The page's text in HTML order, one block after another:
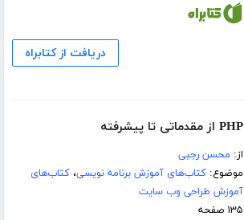
دریافت از کتابراه
از: محسن رجبی
موضوع:کتاب‌های آموزش برنامه نویسی،کتاب‌های
آموزش طراحی وب سایت
۱۳۵ صفحه